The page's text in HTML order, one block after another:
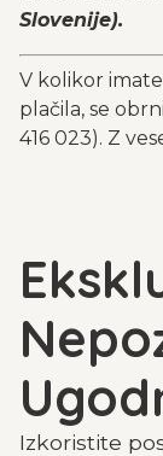
Slovenije).
V kolikor
plačila, se
416 023). Z
Izkoristite